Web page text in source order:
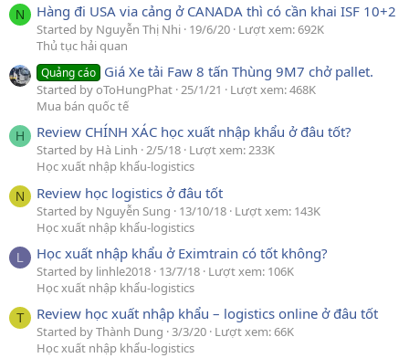
N Hàng đi USA via cảng ở CANADA thì có cần khai ISF 10+2
Started by Nguyễn Thị Nhi 19/6/20 Lượt xem: 692K
Thủ tục hải quan
Quảng cáo Giá Xe tải Faw 8 tấn Thùng 9M7 chở pallet.
Started by oToHungPhat 25/1/21
Lượt xem: 468K
Mua bán quốc tế
H Review CHÍNH XÁC học xuất nhập khẩu ở đâu tốt?
Started by Hà Linh 2/5/18 Lượt xem: 233K
Học xuất nhập khẩu-logistics
N Review học logistics ở đâu tốt
Started by Nguyễn Sung 13/10/18 Lượt xem: 143K
Học xuất nhập khẩu-logistics
L Học xuất nhập khẩu ở Eximtrain có tốt không?
Started by linhle2018 13/7/18 Lượt xem: 106K
Học xuất nhập khẩu-logistics
T Review học xuất nhập khẩu – logistics online ở đâu tốt
Started by Thành Dung 3/3/20 Lượt xem: 66K
Học xuất nhập khẩu-logistics